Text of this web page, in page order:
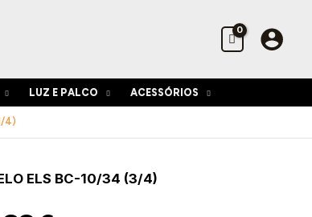
LUZ E PALCO ACESSÓRIOS
4)
ELS BC-10/34 (3/4)
(3/4)